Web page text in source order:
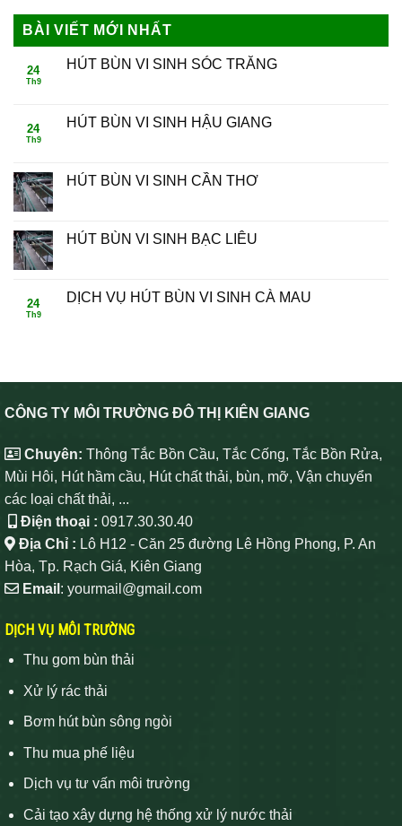
BÀI VIẾT MỚI NHẤT
24
Th9
HÚT BÙN VI SINH SÓC TRĂNG
24
Th9
HÚT BÙN VI SINH HẬU GIANG
HÚT BÙN VI SINH CẦN THƠ
HÚT BÙN VI SINH BẠC LIÊU
24
Th9
DỊCH VỤ HÚT BÙN VI SINH CÀ MAU
CÔNG TY MÔI TRƯỜNG ĐÔ THỊ KIÊN GIANG
Chuyên: Thông Tắc Bồn Cầu, Tắc Cống, Tắc Bồn Rửa,
Mùi Hôi, Hút hầm cầu, Hút chất thải, bùn, mỡ, Vận chuyển
các loại chất thải, ...
Điện thoại : 0917.30.30.40
Địa Chỉ : Lô H12 - Căn 25 đường Lê Hồng Phong, P. An
Hòa, Tp. Rạch Giá, Kiên Giang
Email : yourmail@gmail.com
DỊCH VỤ MÔI TRƯỜNG
Thu gom bùn thải
Xử lý rác thải
Bơm hút bùn sông ngòi
Thu mua phế liệu
Dịch vụ tư vấn môi trường
Cải tạo xây dựng hệ thống xử lý nước thải